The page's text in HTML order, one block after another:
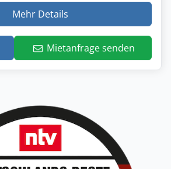
Mehr Details
Mietanfrage senden